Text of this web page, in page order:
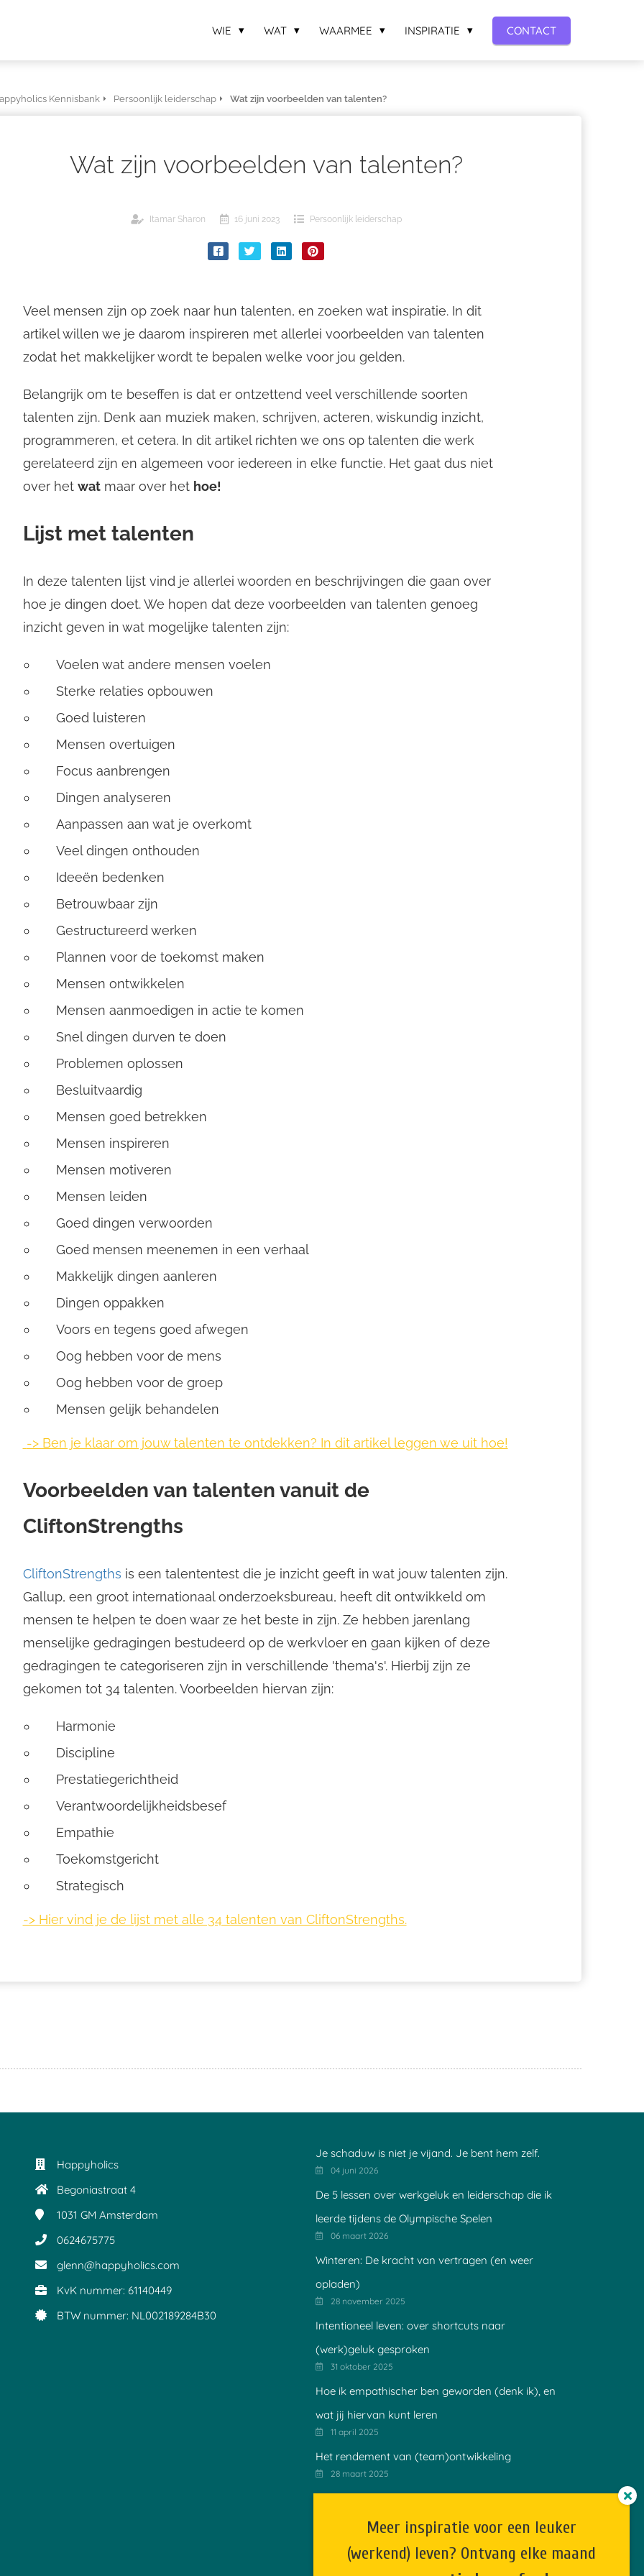
WIE WAT WAARMEE INSPIRATIE CONTACT
Kennisbank Persoonlijk leiderschap Wat zijn voorbeelden van talenten?
Wat zijn voorbeelden van talenten?
Itamar Sharon 16 juni 2023 Persoonlijk leiderschap
Veel mensen zijn op zoek naar hun talenten, en zoeken wat inspiratie. In dit
artikel willen we je daarom inspireren met allerlei voorbeelden van talenten
zodat het makkelijker wordt te bepalen welke voor jou gelden.
Belangrijk om te beseffen is dat er ontzettend veel verschillende soorten
talenten zijn. Denk aan muziek maken, schrijven, acteren, wiskundig inzicht,
programmeren, et cetera. In dit artikel richten we ons op talenten die werk
gerelateerd zijn en algemeen voor iedereen in elke functie. Het gaat dus niet
over het watmaar over het hoe!
Lijst met talenten
In deze talenten lijst vind je allerlei woorden en beschrijvingen die gaan over
hoe je dingen doet. We hopen dat deze voorbeelden van talenten genoeg
inzicht geven in wat mogelijke talenten zijn:
Voelen wat andere mensen voelen
Sterke relaties opbouwen
Goed luisteren
Mensen overtuigen
Focus aanbrengen
Dingen analyseren
Aanpassen aan wat je overkomt
Veel dingen onthouden
Ideeën bedenken
Betrouwbaar zijn
Gestructureerd werken
Plannen voor de toekomst maken
Mensen ontwikkelen
Mensen aanmoedigen in actie te komen
Snel dingen durven te doen
Problemen oplossen
Besluitvaardig
Mensen goed betrekken
Mensen inspireren
Mensen motiveren
Mensen leiden
Goed dingen verwoorden
Goed mensen meenemen in een verhaal
Makkelijk dingen aanleren
Dingen oppakken
Voors en tegens goed afwegen
Oog hebben voor de mens
Oog hebben voor de groep
Mensen gelijk behandelen
-> Ben je klaar om jouw talenten te ontdekken? In dit artikel leggen we uit hoe!
Voorbeelden van talenten vanuit de
CliftonStrengths
CliftonStrengths is een talententest die je inzicht geeft in wat jouw talenten zijn.
Gallup, een groot internationaal onderzoeksbureau, heeft dit ontwikkeld om
mensen te helpen te doen waar ze het beste in zijn. Ze hebben jarenlang
menselijke gedragingen bestudeerd op de werkvloer en gaan kijken of deze
gedragingen te categoriseren zijn in verschillende 'thema's'. Hierbij zijn ze
gekomen tot 34 talenten. Voorbeelden hiervan zijn:
Harmonie
Discipline
Prestatiegerichtheid
Verantwoordelijkheidsbesef
Empathie
Toekomstgericht
Strategisch
-> Hier vind je de lijst met alle 34 talenten van CliftonStrengths.
Happyholics
Begoniastraat 4
1031 GM Amsterdam
0624675775
glenn@happyholics.com
KvK nummer: 61140449
BTW nummer: NL002189284B30
Je schaduw is niet je vijand. Je bent hem zelf.
04 juni 2026
De 5 lessen over werkgeluk en leiderschap die ik
leerde tijdens de Olympische Spelen
06 maart 2026
Winteren: De kracht van vertragen (en weer
opladen)
28 november 2025
Intentioneel leven: over shortcuts naar
(werk)geluk gesproken
31 oktober 2025
Hoe ik empathischer ben geworden (denk ik), en
wat jij hiervan kunt leren
11 april 2025
Het rendement van (team)ontwikkeling
28 maart 2025
Lentekriebels in je organisatie: 5 tips om je
werkcultuur in bloei te zetten
De 5 principes van Mars: leren van een
Meer inspiratie voor een leuker
(werkend) leven? Ontvang elke maand